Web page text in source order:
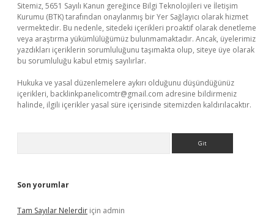
Sitemiz, 5651 Sayılı Kanun gereğince Bilgi Teknolojileri ve İletişim
Kurumu (BTK) tarafından onaylanmış bir Yer Sağlayıcı olarak hizmet
vermektedir. Bu nedenle, sitedeki içerikleri proaktif olarak denetleme
veya araştırma yükümlülüğümüz bulunmamaktadır. Ancak, üyelerimiz
yazdıkları içeriklerin sorumluluğunu taşımakta olup, siteye üye olarak
bu sorumluluğu kabul etmiş sayılırlar.
Hukuka ve yasal düzenlemelere aykırı olduğunu düşündüğünüz
içerikleri, backlinkpanelicomtr@gmail.com adresine bildirmeniz
halinde, ilgili içerikler yasal süre içerisinde sitemizden kaldırılacaktır.
Son yorumlar
Tam Sayılar Nelerdir için admin